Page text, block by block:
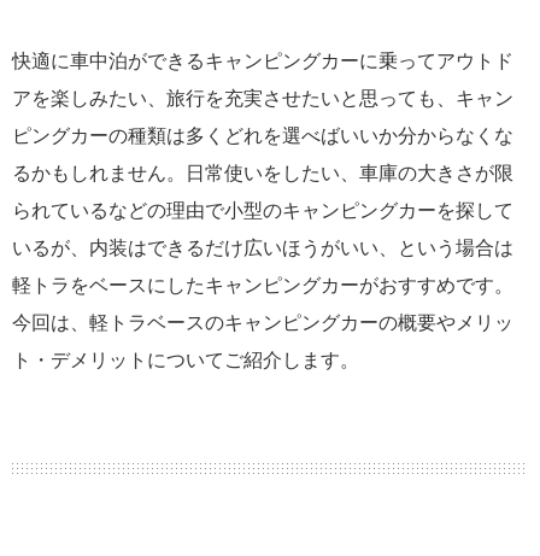
快適に車中泊ができるキャンピングカーに乗ってアウトド
アを楽しみたい、旅行を充実させたいと思っても、キャン
ピングカーの種類は多くどれを選べばいいか分からなくな
るかもしれません。日常使いをしたい、車庫の大きさが限
られているなどの理由で小型のキャンピングカーを探して
いるが、内装はできるだけ広いほうがいい、という場合は
軽トラをベースにしたキャンピングカーがおすすめです。
今回は、軽トラベースのキャンピングカーの概要やメリッ
ト・デメリットについてご紹介します。